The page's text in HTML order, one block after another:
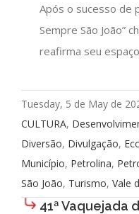
Após o sucesso de
Sempre São João”
reafirma seu espaço
Tuesday, 5 de May de
CULTURA,
Diversão, Divulgação,
Município, Petrolina,
São João, Turismo, Vale
41ª Vaquejada